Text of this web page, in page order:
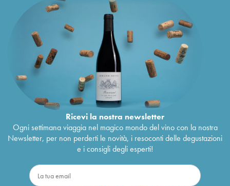
Ricevi la nostra newsletter
Ogni settimana viaggia nel magico mondo del vino con la nostra
Newsletter, per non perderti le novità, i resoconti delle degustazioni
e i consigli degli esperti!